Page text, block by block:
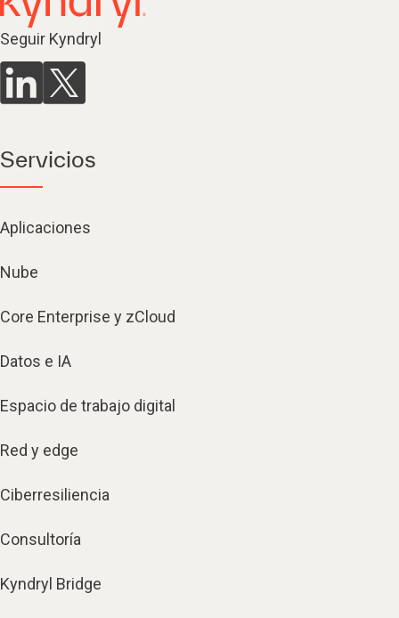
Seguir Kyndryl
Servicios
Aplicaciones
Nube
Core Enterprise y zCloud
Datos e IA
Espacio de trabajo digital
Red y edge
Ciberresiliencia
Consultoría
Kyndryl Bridge